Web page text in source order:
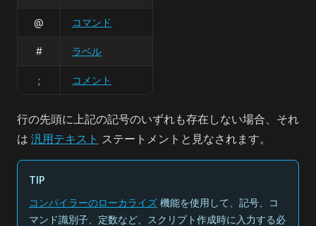
@ コマンド
# ラベル
; コメント
行の先頭に上記の記号のいずれも存在しない場合、それ
は 汎用テキスト ステートメントと見なされます。
TIP
コンパイラーのローカライズ 機能を使用して、記号、コ
マンド識別子、定数など、スクリプト作成時に入力する必